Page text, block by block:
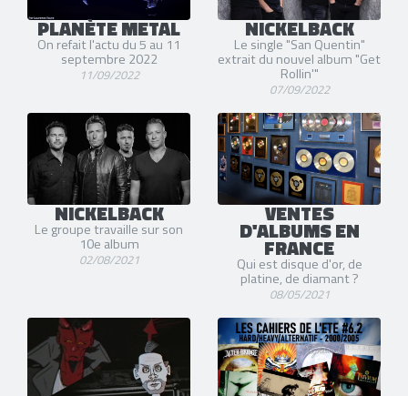
PLANÈTE METAL
On refait l'actu du 5 au 11
septembre 2022
11/09/2022
NICKELBACK
Le single "San Quentin"
extrait du nouvel album "Get
Rollin'"
07/09/2022
NICKELBACK
Le groupe travaille sur son
10e album
02/08/2021
VENTES
D'ALBUMS EN
FRANCE
Qui est disque d'or, de
platine, de diamant ?
08/05/2021